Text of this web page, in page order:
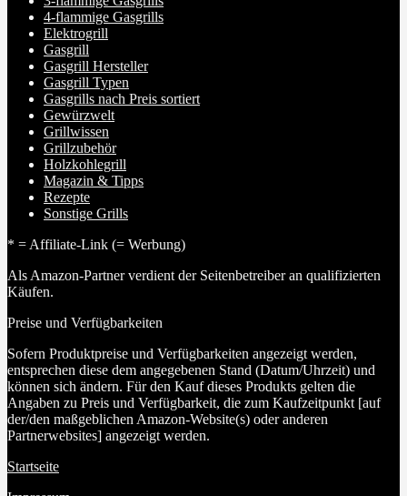
4-flammige Gasgrills
Elektrogrill
Gasgrill
Gasgrill Hersteller
Gasgrill Typen
Gasgrills nach Preis sortiert
Gewürzwelt
Grillwissen
Grillzubehör
Holzkohlegrill
Magazin & Tipps
Rezepte
Sonstige Grills
* = Affiliate-Link (= Werbung)
Als Amazon-Partner verdient der Seitenbetreiber an qualifizierten
Käufen.
Preise und Verfügbarkeiten
Sofern Produktpreise und Verfügbarkeiten angezeigt werden,
entsprechen diese dem angegebenen Stand (Datum/Uhrzeit) und
können sich ändern. Für den Kauf dieses Produkts gelten die
Angaben zu Preis und Verfügbarkeit, die zum Kaufzeitpunkt [auf
der/den maßgeblichen Amazon-Website(s) oder anderen
Partnerwebsites] angezeigt werden.
Startseite